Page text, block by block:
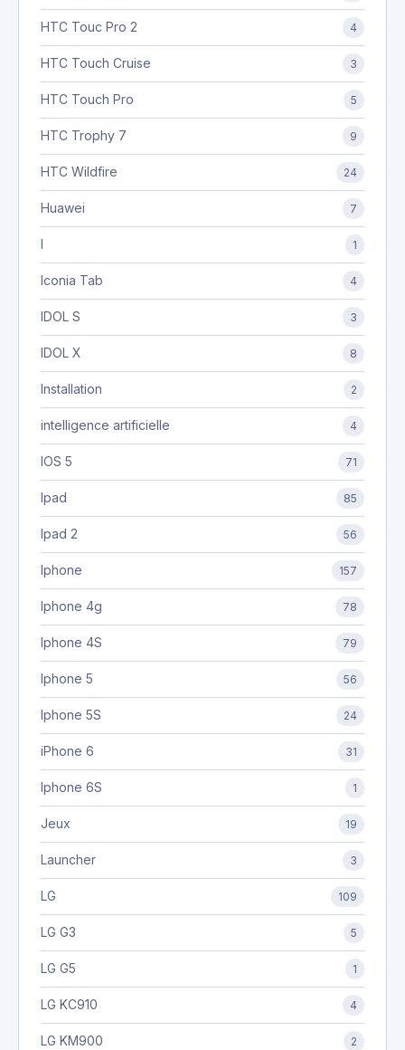
HTC Touc Pro 2 4
HTC Touch Cruise 3
HTC Touch Pro 5
HTC Trophy 7 9
HTC Wildfire 24
Huawei 7
I 1
Iconia Tab 4
IDOL S 3
IDOL X 8
Installation 2
intelligence artificielle 4
IOS 5 71
Ipad 85
Ipad 2 56
Iphone 157
Iphone 4g 78
Iphone 4S 79
Iphone 5 56
Iphone 5S 24
iPhone 6 31
Iphone 6S 1
Jeux 19
Launcher 3
LG 109
LG G3 5
LG G5 1
LG KC910 4
LG KM900 2